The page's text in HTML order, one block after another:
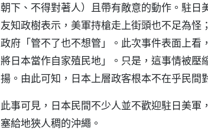
朝下、不得對著人）且帶有敵意的動作。駐
友知政樹表示，美軍持槍走上街頭也不足為
政府「管不了也不想管」。此次事件表面上
將日本當作自家殖民地」。只是，這事情被
揚。由此可知，日本上層政客根本不在乎民間
此事可見，日本民間不少人並不歡迎駐日美
塞給地狹人稠的沖繩。